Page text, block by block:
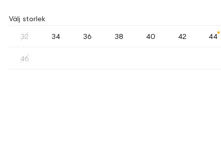
Välj storlek
32 34 36 38 40 42 44
46